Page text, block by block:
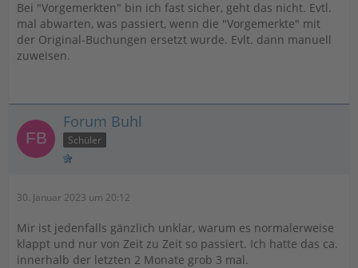
Bei "Vorgemerkten" bin ich fast sicher, geht das nicht. Evtl.
mal abwarten, was passiert, wenn die "Vorgemerkte" mit
der Original-Buchungen ersetzt wurde. Evlt. dann manuell
zuweisen.
Forum Buhl
Schüler
30. Januar 2023 um 20:12
Mir ist jedenfalls gänzlich unklar, warum es normalerweise
klappt und nur von Zeit zu Zeit so passiert. Ich hatte das ca.
innerhalb der letzten 2 Monate grob 3 mal.